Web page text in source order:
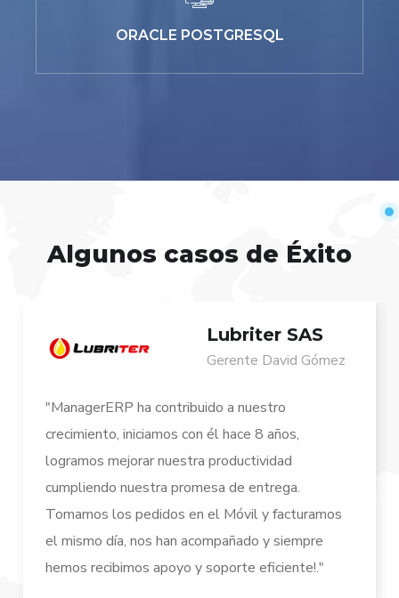
ORACLE POSTGRESQL
Algunos casos de Éxito
Lubriter SAS
Gerente David Gómez
"ManagerERP ha contribuido a nuestro
crecimiento, iniciamos con él hace 8 años,
logramos mejorar nuestra productividad
cumpliendo nuestra promesa de entrega.
Tomamos los pedidos en el Móvil y facturamos
el mismo día, nos han acompañado y siempre
hemos recibimos apoyo y soporte eficiente!."